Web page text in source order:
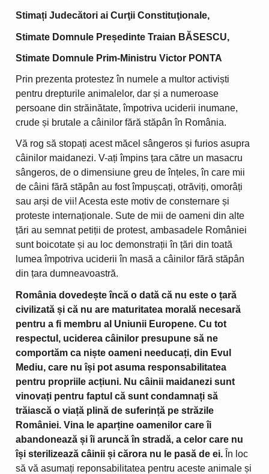
Stimați Judecători ai Curţii Constituţionale,
Stimate Domnule Președinte Traian BĂSESCU,
Stimate Domnule Prim-Ministru Victor PONTA
Prin prezenta protestez în numele a multor activiști
pentru drepturile animalelor, dar și a numeroase
persoane din străinătate, împotriva uciderii inumane,
crude și brutale a câinilor fără stăpân în România.
Vă rog să stopați acest măcel sângeros și furios asupra
câinilor maidanezi. V-ați împins țara către un masacru
sângeros, de o dimensiune greu de înțeles, în care mii
de câini fără stăpân au fost împușcați, otrăviți, omorâți
sau arși de vii! Acesta este motiv de consternare și
proteste internaționale. Sute de mii de oameni din alte
țări au semnat petiții de protest, ambasadele României
sunt boicotate și au loc demonstrații în țări din toată
lumea împotriva uciderii în masă a câinilor fără stăpân
din țara dumneavoastră.
România dovedește încă o dată că nu este o țară
civilizată și că nu are maturitatea morală necesară
pentru a fi membru al Uniunii Europene. Cu tot
respectul, uciderea câinilor presupune să ne
comportăm ca niște oameni needucați, din Evul
Mediu, care nu își pot asuma responsabilitatea
pentru propriile acțiuni. Nu câinii maidanezi sunt
vinovați pentru faptul că sunt condamnați să
trăiască o viață plină de suferință pe străzile
României. Vina le aparține oamenilor care îi
abandonează și îi aruncă în stradă, a celor care nu
își sterilizează câinii și cărora nu le pasă de ei. În loc
să vă asumați reponsabilitatea pentru aceste animale și